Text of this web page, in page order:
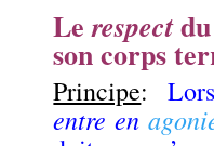
Lerespectdu
soncorps
Principe:
entre en